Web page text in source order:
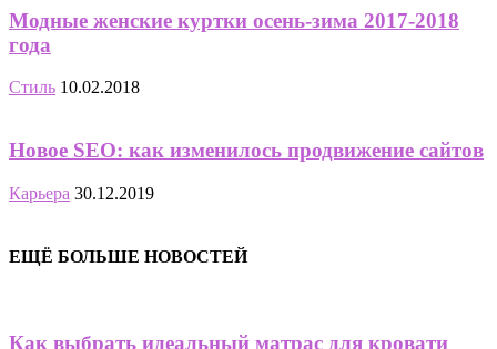
Модные женские куртки осень-зима 2017-2018
года
Стиль 10.02.2018
Новое SEO: как изменилось продвижение сайтов
Карьера 30.12.2019
ЕЩЁ БОЛЬШЕ НОВОСТЕЙ
Как выбрать идеальный матрас для кровати